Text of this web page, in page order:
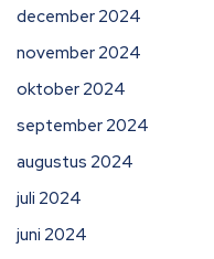
december 2024
november 2024
oktober 2024
september 2024
augustus 2024
juli 2024
juni 2024